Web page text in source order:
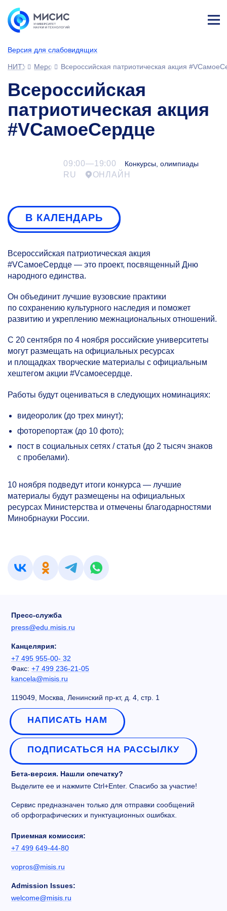
Версия для слабовидящих
ине
НИТУ МИСИСМероприятияВсероссийская патриотическая акция
Всероссийская
патриотическая акция
#VCамоеСердце
09:00—19:00 Конкурсы, олимпиады
RU ОНЛАЙН
В КАЛЕНДАРЬ
Всероссийская патриотическая акция
#VCамоеСердце — это проект, посвященный Дню
народного единства.
Он объединит лучшие вузовские практики
по сохранению культурного наследия и поможет
развитию и укреплению межнациональных отношений.
С 20 сентября по 4 ноября российские университеты
могут размещать на официальных ресурсах
и площадках творческие материалы с официальным
хештегом акции #Vсамоесердце.
Работы будут оцениваться в следующих номинациях:
видеоролик (до трех минут);
фоторепортаж (до 10 фото);
пост в социальных сетях / статья (до 2 тысяч знаков
с пробелами).
10 ноября подведут итоги конкурса — лучшие
материалы будут размещены на официальных
ресурсах Министерства и отмечены благодарностями
Минобрнауки России.
Пресс-служба
press@edu.misis.ru
Канцелярия:
+7 495 955-00- 32
Факс: +7 499 236-21-05
kancela@misis.ru
119049, Москва, Ленинский пр-кт, д. 4, стр. 1
НАПИСАТЬ НАМ
ПОДПИСАТЬСЯ НА РАССЫЛКУ
Бета-версия. Нашли опечатку?
Выделите ее и нажмите Ctrl+Enter. Спасибо за участие!
Сервис предназначен только для отправки сообщений
об орфографических и пунктуационных ошибках.
Приемная комиссия:
+7 499 649-44-80
vopros@misis.ru
Admission Issues:
welcome@misis.ru